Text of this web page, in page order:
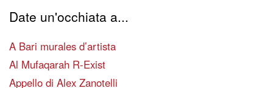
Date un'occhiata a...
A Bari murales d’artista
Al Mufaqarah R-Exist
Appello di Alex Zanotelli